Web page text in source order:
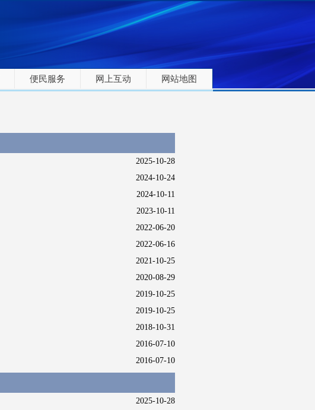
便民服务 网上互动 网站地图
2025-10-28
2024-10-24
2024-10-11
2023-10-11
2022-06-20
2022-06-16
2021-10-25
2020-08-29
2019-10-25
2019-10-25
2018-10-31
2016-07-10
2016-07-10
2025-10-28